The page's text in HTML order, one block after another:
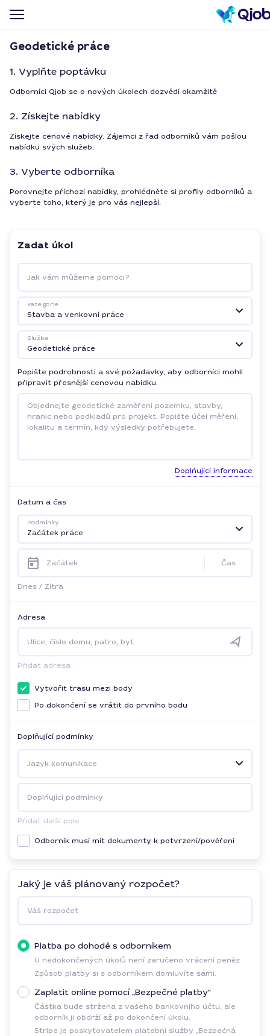
Geodetické práce
1. Vyplňte poptávku
Odborníci Qjob se o nových úkolech dozvědí okamžitě
2. Získejte nabídky
Získejte cenové nabídky. Zájemci z řad odborníků vám pošlou
nabídku svých služeb.
3. Vyberte odborníka
Porovnejte příchozí nabídky, prohlédněte si profily odborníků a
vyberte toho, který je pro vás nejlepší.
Zadat úkol
Jak vám můžeme pomoci?
kategorie
Stavba a venkovní práce
Služba
Geodetické práce
Popište podrobnosti a své požadavky, aby odborníci mohli
připravit přesnější cenovou nabídku.
Doplňující informace
Datum a čas
Podmínky
Začátek práce
Začátek Čas
Dnes / Zítra
Adresa
Ulice, číslo domu, patro, byt
Přidat adresa
Vytvořit trasu mezi body
Po dokončení se vrátit do prvního bodu
Doplňující podmínky
Jazyk komunikace
Doplňující podmínky
Přidat další pole
Odborník musí mít dokumenty k potvrzení/pověření
Jaký je váš plánovaný rozpočet?
Váš rozpočet
Platba po dohodě s odborníkem
U nedokončených úkolů není zaručeno vrácení peněz
Způsob platby si s odborníkem domluvíte sami.
Zaplatit online pomocí „Bezpečné platby“
Částka bude stržena z vašeho bankovního účtu, ale
odborník ji obdrží až po dokončení úkolu.
Stripe je poskytovatelem platební služby „Bezpečná